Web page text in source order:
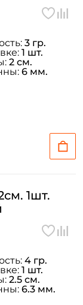
3 гр.
1 шт.
2 см.
6 мм.
1шт.
4 гр.
1 шт.
2.5 см.
6.3 мм.